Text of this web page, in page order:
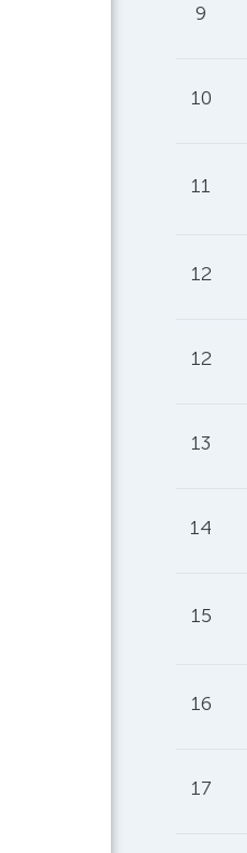
9
10
11
12
12
13
14
15
16
17